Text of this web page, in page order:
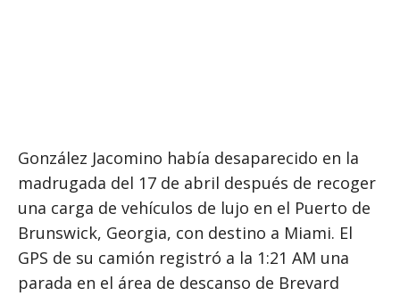
González Jacomino había desaparecido en la
madrugada del 17 de abril después de recoger
una carga de vehículos de lujo en el Puerto de
Brunswick, Georgia, con destino a Miami. El
GPS de su camión registró a la 1:21 AM una
parada en el área de descanso de Brevard